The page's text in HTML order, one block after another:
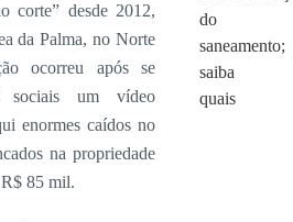
corte” desde 2012,
da Palma, no Norte
ocorreu após se
sociais um vídeo
enormes caídos no
na propriedade
85 mil.
do
saneamento;
saiba
quais